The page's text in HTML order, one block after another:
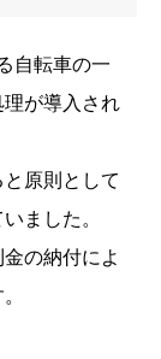
自転車の一
が導入され
原則として
ました。
の納付によ